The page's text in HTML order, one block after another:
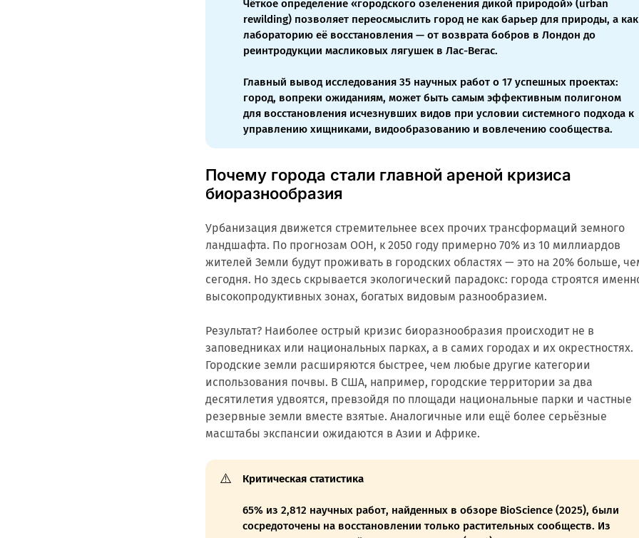
Чёткое определение «городского озеленения дикой природой» (urban
rewilding) позволяет переосмыслить город не как барьер для природы, а как
лабораторию её восстановления — от возврата бобров в Лондон до
реинтродукции масликовых лягушек в Лас-Вегас.
Главный вывод исследования 35 научных работ о 17 успешных проектах:
город, вопреки ожиданиям, может быть самым эффективным полигоном
для восстановления исчезнувших видов при условии системного подхода к
управлению хищниками, видообразованию и вовлечению сообщества.
Почему города стали главной ареной кризиса
биоразнообразия
Урбанизация движется стремительнее всех прочих трансформаций земного
ландшафта. По прогнозам ООН, к 2050 году примерно 70% из 10 миллиардов
жителей Земли будут проживать в городских областях — это на 20% больше,
сегодня. Но здесь скрывается экологический парадокс: города строятся
высокопродуктивных зонах, богатых видовым разнообразием.
Результат? Наиболее острый кризис биоразнообразия происходит не в
заповедниках или национальных парках, а в самих городах и их окрестностях.
Городские земли расширяются быстрее, чем любые другие категории
использования почвы. В США, например, городские территории за два
десятилетия удвоятся, превзойдя по площади национальные парки и частные
резервные земли вместе взятые. Аналогичные или ещё более серьёзные
масштабы экспансии ожидаются в Азии и Африке.
⚠️ Критическая статистика
65% из 2,812 научных работ, найденных в обзоре BioScience (2025), были
сосредоточены на восстановлении только растительных сообществ. Из